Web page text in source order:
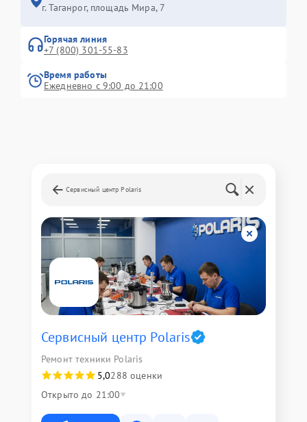
г. Таганрог, площадь Мира, 7
Горячая линия
+7 (800) 301-55-83
Время работы
Ежедневно с 9:00 до 21:00
Сервисный центр Polaris
Сервисный центр Polaris
Ремонт техники Polaris
5,0288 оценки
Открыто до 21:00